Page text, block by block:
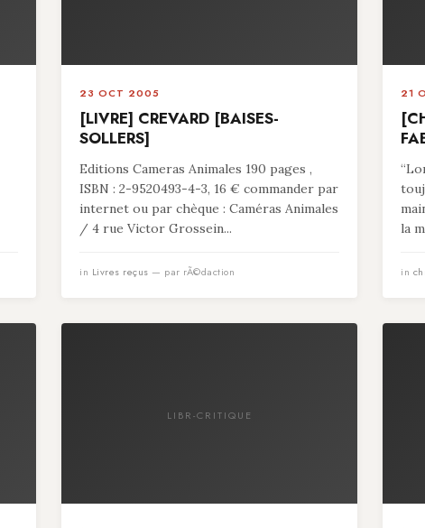
23 OCT 2005
[LIVRE] CREVARD [BAISES-
SOLLERS]
Editions Cameras Animales 190 pages ,
ISBN : 2-9520493-4-3, 16 € commander par
internet ou par chèque : Caméras Animales
/ 4 rue Victor Grossein...
in Livres reçus — par rÃ©daction
21
la
in
LIBR-CRITIQUE